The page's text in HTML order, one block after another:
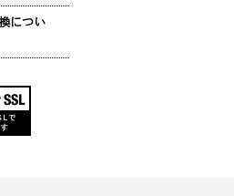
につい